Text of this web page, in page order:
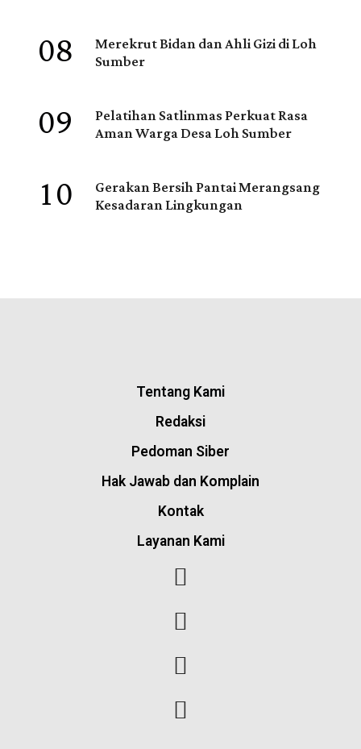
08 Merekrut Bidan dan Ahli Gizi di Loh
Sumber
09 Pelatihan Satlinmas Perkuat Rasa
Aman Warga Desa Loh Sumber
10 Gerakan Bersih Pantai Merangsang
Kesadaran Lingkungan
Tentang Kami
Redaksi
Pedoman Siber
Hak Jawab dan Komplain
Kontak
Layanan Kami